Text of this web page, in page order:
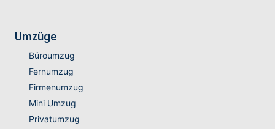
Umzüge
Büroumzug
Fernumzug
Firmenumzug
Mini Umzug
Privatumzug